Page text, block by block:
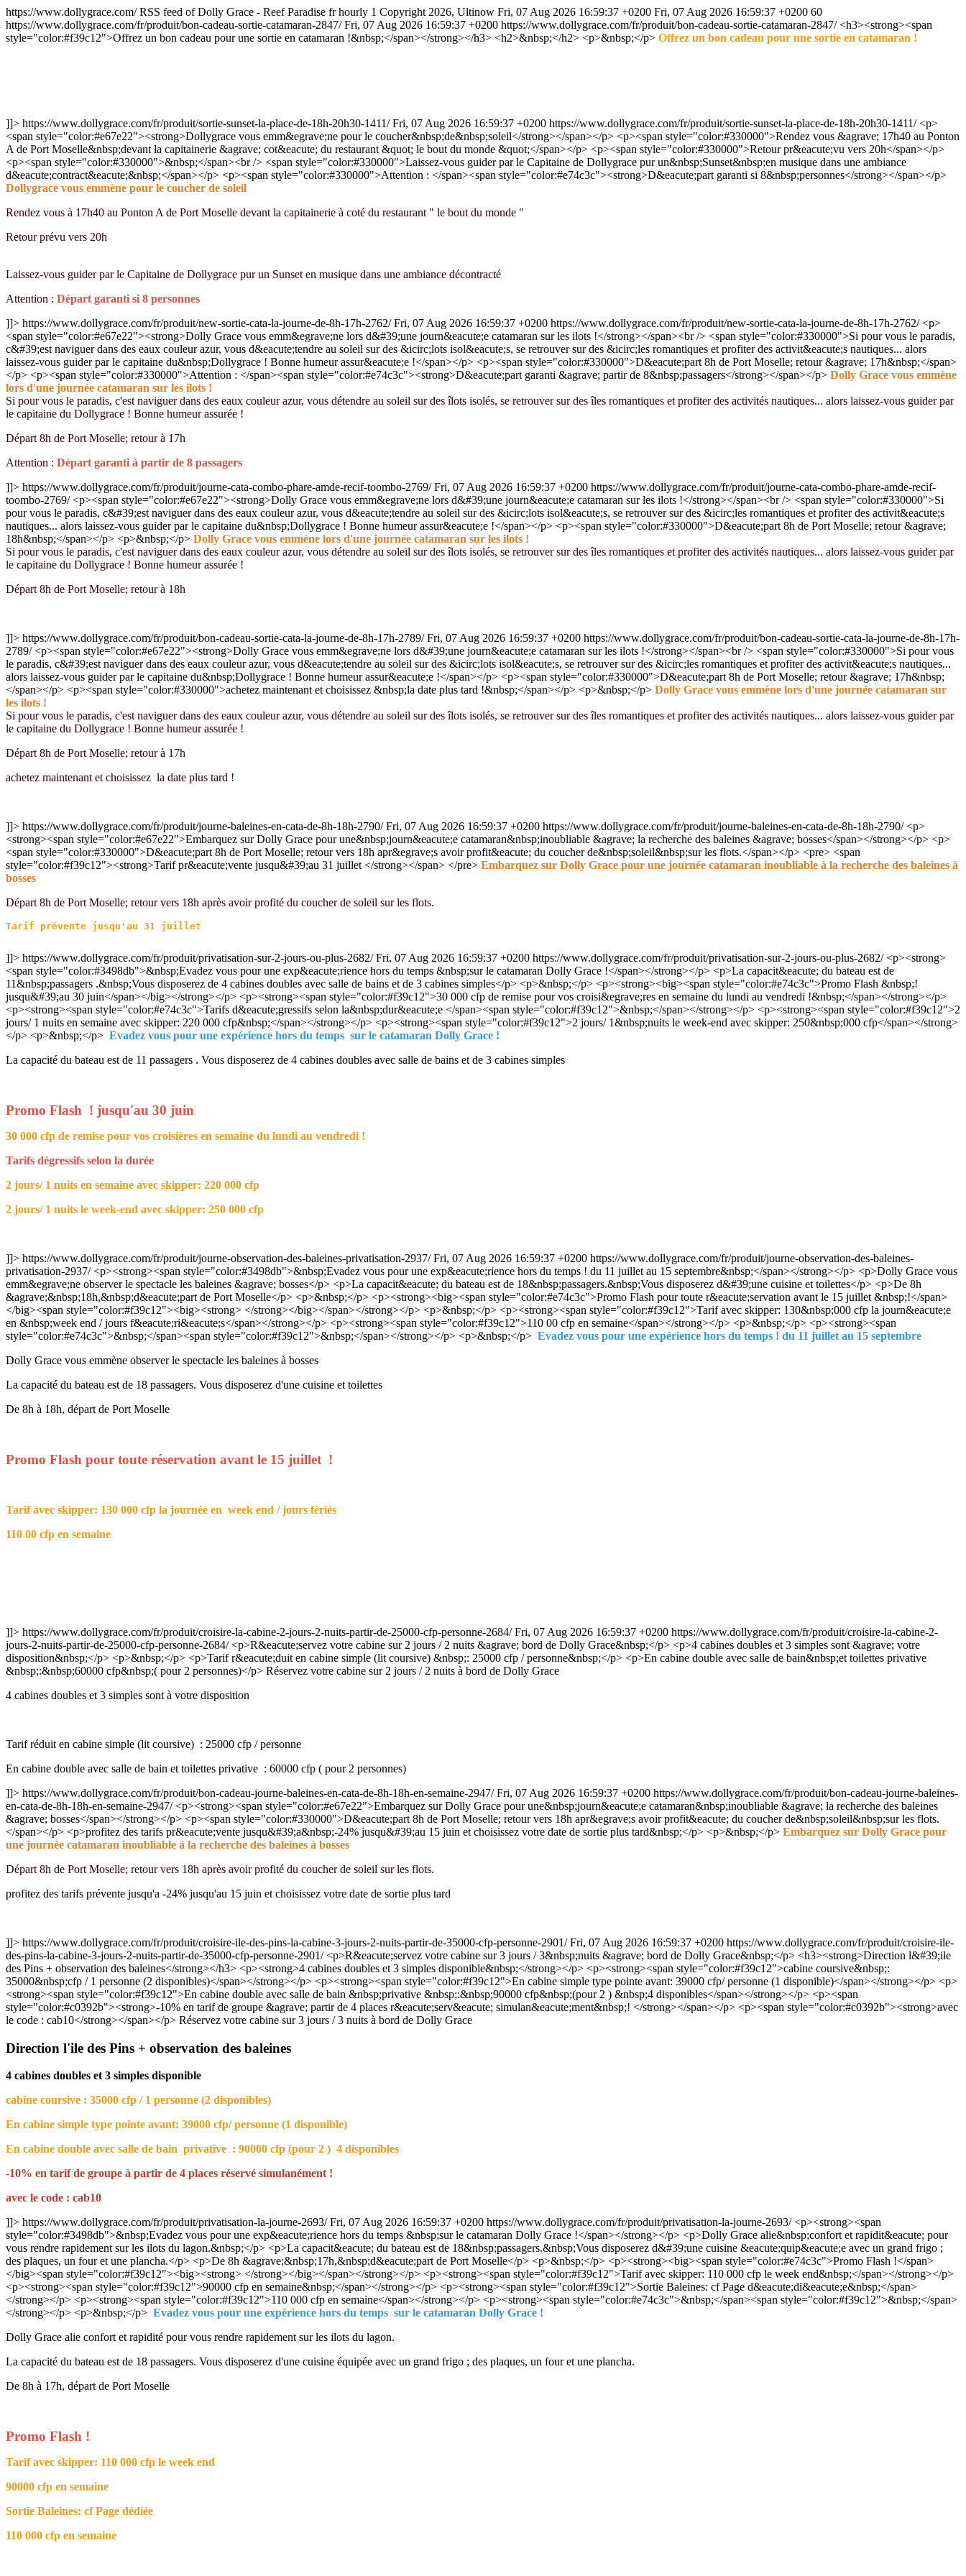
https://www.dollygrace.com/RSS feed of Dolly Grace - Reef Paradise fr hourly 1 Copyright 2026, Ultinow Fri, 07 Aug 2026 16:59:37 +0200 Fri, 07 Aug 2026 16:59:37 +0200 60
https://www.dollygrace.com/fr/produit/bon-cadeau-sortie-catamaran-2847/Fri, 07 Aug 2026 16:59:37 +0200 https://www.dollygrace.com/fr/produit/bon-cadeau-sortie-catamaran-2847/ <h3><strong><span
style="color:#f39c12">Offrez un bon cadeau pour une sortie en catamaran !&nbsp;</span></strong></h3> <h2>&nbsp;</h2> <p>&nbsp;</p> Offrez un bon cadeau pour une sortie en catamaran !
]]> https://www.dollygrace.com/fr/produit/sortie-sunset-la-place-de-18h-20h30-1411/Fri, 07 Aug 2026 16:59:37 +0200 https://www.dollygrace.com/fr/produit/sortie-sunset-la-place-de-18h-20h30-1411/ <p>
<span style="color:#e67e22"><strong>Dollygrace vous emm&egrave;ne pour le coucher&nbsp;de&nbsp;soleil</strong></span></p> <p><span style="color:#330000">Rendez vous &agrave; 17h40 au Ponton
A de Port Moselle&nbsp;devant la capitainerie &agrave; cot&eacute; du restaurant &quot; le bout du monde &quot;</span></p> <p><span style="color:#330000">Retour pr&eacute;vu vers 20h</span></p>
<p><span style="color:#330000">&nbsp;</span><br /> <span style="color:#330000">Laissez-vous guider par le Capitaine de Dollygrace pur un&nbsp;Sunset&nbsp;en musique dans une ambiance
d&eacute;contract&eacute;&nbsp;</span></p> <p><span style="color:#330000">Attention : </span><span style="color:#e74c3c"><strong>D&eacute;part garanti si 8&nbsp;personnes</strong></span></p>
Dollygrace vous emmène pour le coucher de soleil
Rendez vous à 17h40 au Ponton A de Port Moselle devant la capitainerie à coté du restaurant " le bout du monde "
Retour prévu vers 20h
Laissez-vous guider par le Capitaine de Dollygrace pur un Sunset en musique dans une ambiance décontracté
Attention : Départ garanti si 8 personnes
]]> https://www.dollygrace.com/fr/produit/new-sortie-cata-la-journe-de-8h-17h-2762/Fri, 07 Aug 2026 16:59:37 +0200 https://www.dollygrace.com/fr/produit/new-sortie-cata-la-journe-de-8h-17h-2762/ <p>
<span style="color:#e67e22"><strong>Dolly Grace vous emm&egrave;ne lors d&#39;une journ&eacute;e catamaran sur les ilots !</strong></span><br /> <span style="color:#330000">Si pour vous le paradis,
c&#39;est naviguer dans des eaux couleur azur, vous d&eacute;tendre au soleil sur des &icirc;lots isol&eacute;s, se retrouver sur des &icirc;les romantiques et profiter des activit&eacute;s nautiques... alors
laissez-vous guider par le capitaine du&nbsp;Dollygrace ! Bonne humeur assur&eacute;e !</span></p> <p><span style="color:#330000">D&eacute;part 8h de Port Moselle; retour &agrave; 17h&nbsp;</span>
</p> <p><span style="color:#330000">Attention : </span><span style="color:#e74c3c"><strong>D&eacute;part garanti &agrave; partir de 8&nbsp;passagers</strong></span></p> Dolly Grace vous emmène
lors d'une journée catamaran sur les ilots !
Si pour vous le paradis, c'est naviguer dans des eaux couleur azur, vous détendre au soleil sur des îlots isolés, se retrouver sur des îles romantiques et profiter des activités nautiques... alors laissez-vous guider par
le capitaine du Dollygrace ! Bonne humeur assurée !
Départ 8h de Port Moselle; retour à 17h
Attention : Départ garanti à partir de 8 passagers
]]> https://www.dollygrace.com/fr/produit/journe-cata-combo-phare-amde-recif-toombo-2769/Fri, 07 Aug 2026 16:59:37 +0200 https://www.dollygrace.com/fr/produit/journe-cata-combo-phare-amde-recif-
toombo-2769/ <p><span style="color:#e67e22"><strong>Dolly Grace vous emm&egrave;ne lors d&#39;une journ&eacute;e catamaran sur les ilots !</strong></span><br /> <span style="color:#330000">Si
pour vous le paradis, c&#39;est naviguer dans des eaux couleur azur, vous d&eacute;tendre au soleil sur des &icirc;lots isol&eacute;s, se retrouver sur des &icirc;les romantiques et profiter des activit&eacute;s
nautiques... alors laissez-vous guider par le capitaine du&nbsp;Dollygrace ! Bonne humeur assur&eacute;e !</span></p> <p><span style="color:#330000">D&eacute;part 8h de Port Moselle; retour &agrave;
18h&nbsp;</span></p> <p>&nbsp;</p> Dolly Grace vous emmène lors d'une journée catamaran sur les ilots !
Si pour vous le paradis, c'est naviguer dans des eaux couleur azur, vous détendre au soleil sur des îlots isolés, se retrouver sur des îles romantiques et profiter des activités nautiques... alors laissez-vous guider par
le capitaine du Dollygrace ! Bonne humeur assurée !
Départ 8h de Port Moselle; retour à 18h
]]> https://www.dollygrace.com/fr/produit/bon-cadeau-sortie-cata-la-journe-de-8h-17h-2789/Fri, 07 Aug 2026 16:59:37 +0200 https://www.dollygrace.com/fr/produit/bon-cadeau-sortie-cata-la-journe-de-8h-17h-
2789/ <p><span style="color:#e67e22"><strong>Dolly Grace vous emm&egrave;ne lors d&#39;une journ&eacute;e catamaran sur les ilots !</strong></span><br /> <span style="color:#330000">Si pour vous
le paradis, c&#39;est naviguer dans des eaux couleur azur, vous d&eacute;tendre au soleil sur des &icirc;lots isol&eacute;s, se retrouver sur des &icirc;les romantiques et profiter des activit&eacute;s nautiques...
alors laissez-vous guider par le capitaine du&nbsp;Dollygrace ! Bonne humeur assur&eacute;e !</span></p> <p><span style="color:#330000">D&eacute;part 8h de Port Moselle; retour &agrave; 17h&nbsp;
</span></p> <p><span style="color:#330000">achetez maintenant et choisissez &nbsp;la date plus tard !&nbsp;</span></p> <p>&nbsp;</p> Dolly Grace vous emmène lors d'une journée catamaran sur
les ilots !
Si pour vous le paradis, c'est naviguer dans des eaux couleur azur, vous détendre au soleil sur des îlots isolés, se retrouver sur des îles romantiques et profiter des activités nautiques... alors laissez-vous guider par
le capitaine du Dollygrace ! Bonne humeur assurée !
Départ 8h de Port Moselle; retour à 17h
achetez maintenant et choisissez la date plus tard !
]]> https://www.dollygrace.com/fr/produit/journe-baleines-en-cata-de-8h-18h-2790/Fri, 07 Aug 2026 16:59:37 +0200 https://www.dollygrace.com/fr/produit/journe-baleines-en-cata-de-8h-18h-2790/ <p>
<strong><span style="color:#e67e22">Embarquez sur Dolly Grace pour une&nbsp;journ&eacute;e catamaran&nbsp;inoubliable &agrave; la recherche des baleines &agrave; bosses</span></strong></p> <p>
<span style="color:#330000">D&eacute;part 8h de Port Moselle; retour vers 18h apr&egrave;s avoir profit&eacute; du coucher de&nbsp;soleil&nbsp;sur les flots.</span></p> <pre> <span
style="color:#f39c12"><strong>Tarif pr&eacute;vente jusqu&#39;au 31 juillet </strong></span> </pre> Embarquez sur Dolly Grace pour une journée catamaran inoubliable à la recherche des baleines à
bosses
Départ 8h de Port Moselle; retour vers 18h après avoir profité du coucher de soleil sur les flots.
]]> https://www.dollygrace.com/fr/produit/privatisation-sur-2-jours-ou-plus-2682/Fri, 07 Aug 2026 16:59:37 +0200 https://www.dollygrace.com/fr/produit/privatisation-sur-2-jours-ou-plus-2682/ <p><strong>
<span style="color:#3498db">&nbsp;Evadez vous pour une exp&eacute;rience hors du temps &nbsp;sur le catamaran Dolly Grace !</span></strong></p> <p>La capacit&eacute; du bateau est de
11&nbsp;passagers .&nbsp;Vous disposerez de 4 cabines doubles avec salle de bains et de 3 cabines simples</p> <p>&nbsp;</p> <p><strong><big><span style="color:#e74c3c">Promo Flash &nbsp;!
jusqu&#39;au 30 juin</span></big></strong></p> <p><strong><span style="color:#f39c12">30 000 cfp de remise pour vos croisi&egrave;res en semaine du lundi au vendredi !&nbsp;</span></strong></p>
<p><strong><span style="color:#e74c3c">Tarifs d&eacute;gressifs selon la&nbsp;dur&eacute;e </span><span style="color:#f39c12">&nbsp;</span></strong></p> <p><strong><span style="color:#f39c12">2
jours/ 1 nuits en semaine avec skipper: 220 000 cfp&nbsp;</span></strong></p> <p><strong><span style="color:#f39c12">2 jours/ 1&nbsp;nuits le week-end avec skipper: 250&nbsp;000 cfp</span></strong>
</p> <p>&nbsp;</p> Evadez vous pour une expérience hors du temps sur le catamaran Dolly Grace !
La capacité du bateau est de 11 passagers . Vous disposerez de 4 cabines doubles avec salle de bains et de 3 cabines simples
Promo Flash ! jusqu'au 30 juin
30 000 cfp de remise pour vos croisières en semaine du lundi au vendredi !
Tarifs dégressifs selon la durée
2 jours/ 1 nuits en semaine avec skipper: 220 000 cfp
2 jours/ 1 nuits le week-end avec skipper: 250 000 cfp
]]> https://www.dollygrace.com/fr/produit/journe-observation-des-baleines-privatisation-2937/Fri, 07 Aug 2026 16:59:37 +0200 https://www.dollygrace.com/fr/produit/journe-observation-des-baleines-
privatisation-2937/ <p><strong><span style="color:#3498db">&nbsp;Evadez vous pour une exp&eacute;rience hors du temps ! du 11 juillet au 15 septembre&nbsp;</span></strong></p> <p>Dolly Grace vous
emm&egrave;ne observer le spectacle les baleines &agrave; bosses</p> <p>La capacit&eacute; du bateau est de 18&nbsp;passagers.&nbsp;Vous disposerez d&#39;une cuisine et toilettes</p> <p>De 8h
&agrave;&nbsp;18h,&nbsp;d&eacute;part de Port Moselle</p> <p>&nbsp;</p> <p><strong><big><span style="color:#e74c3c">Promo Flash pour toute r&eacute;servation avant le 15 juillet &nbsp;!</span>
</big><span style="color:#f39c12"><big><strong> </strong></big></span></strong></p> <p>&nbsp;</p> <p><strong><span style="color:#f39c12">Tarif avec skipper: 130&nbsp;000 cfp la journ&eacute;e
en &nbsp;week end / jours f&eacute;ri&eacute;s</span></strong></p> <p><strong><span style="color:#f39c12">110 00 cfp en semaine</span></strong></p> <p>&nbsp;</p> <p><strong><span
style="color:#e74c3c">&nbsp;</span><span style="color:#f39c12">&nbsp;</span></strong></p> <p>&nbsp;</p> Evadez vous pour une expérience hors du temps ! du 11 juillet au 15 septembre
Dolly Grace vous emmène observer le spectacle les baleines à bosses
La capacité du bateau est de 18 passagers. Vous disposerez d'une cuisine et toilettes
De 8h à 18h, départ de Port Moselle
Promo Flash pour toute réservation avant le 15 juillet !
Tarif avec skipper: 130 000 cfp la journée en week end / jours fériés
110 00 cfp en semaine
]]> https://www.dollygrace.com/fr/produit/croisire-la-cabine-2-jours-2-nuits-partir-de-25000-cfp-personne-2684/Fri, 07 Aug 2026 16:59:37 +0200 https://www.dollygrace.com/fr/produit/croisire-la-cabine-2-
jours-2-nuits-partir-de-25000-cfp-personne-2684/ <p>R&eacute;servez votre cabine sur 2 jours / 2 nuits &agrave; bord de Dolly Grace&nbsp;</p> <p>4 cabines doubles et 3 simples sont &agrave; votre
disposition&nbsp;</p> <p>&nbsp;</p> <p>Tarif r&eacute;duit en cabine simple (lit coursive) &nbsp;: 25000 cfp / personne&nbsp;</p> <p>En cabine double avec salle de bain&nbsp;et toilettes privative
&nbsp;:&nbsp;60000 cfp&nbsp;( pour 2 personnes)</p> Réservez votre cabine sur 2 jours / 2 nuits à bord de Dolly Grace
4 cabines doubles et 3 simples sont à votre disposition
Tarif réduit en cabine simple (lit coursive) : 25000 cfp / personne
En cabine double avec salle de bain et toilettes privative : 60000 cfp ( pour 2 personnes)
]]> https://www.dollygrace.com/fr/produit/bon-cadeau-journe-baleines-en-cata-de-8h-18h-en-semaine-2947/Fri, 07 Aug 2026 16:59:37 +0200 https://www.dollygrace.com/fr/produit/bon-cadeau-journe-baleines-
en-cata-de-8h-18h-en-semaine-2947/ <p><strong><span style="color:#e67e22">Embarquez sur Dolly Grace pour une&nbsp;journ&eacute;e catamaran&nbsp;inoubliable &agrave; la recherche des baleines
&agrave; bosses</span></strong></p> <p><span style="color:#330000">D&eacute;part 8h de Port Moselle; retour vers 18h apr&egrave;s avoir profit&eacute; du coucher de&nbsp;soleil&nbsp;sur les flots.
</span></p> <p>profitez des tarifs pr&eacute;vente jusqu&#39;a&nbsp;-24% jusqu&#39;au 15 juin et choisissez votre date de sortie plus tard&nbsp;</p> <p>&nbsp;</p> Embarquez sur Dolly Grace pour
une journée catamaran inoubliable à la recherche des baleines à bosses
Départ 8h de Port Moselle; retour vers 18h après avoir profité du coucher de soleil sur les flots.
profitez des tarifs prévente jusqu'a -24% jusqu'au 15 juin et choisissez votre date de sortie plus tard
]]> https://www.dollygrace.com/fr/produit/croisire-ile-des-pins-la-cabine-3-jours-2-nuits-partir-de-35000-cfp-personne-2901/Fri, 07 Aug 2026 16:59:37 +0200 https://www.dollygrace.com/fr/produit/croisire-ile-
des-pins-la-cabine-3-jours-2-nuits-partir-de-35000-cfp-personne-2901/ <p>R&eacute;servez votre cabine sur 3 jours / 3&nbsp;nuits &agrave; bord de Dolly Grace&nbsp;</p> <h3><strong>Direction l&#39;ile
des Pins + observation des baleines</strong></h3> <p><strong>4 cabines doubles et 3 simples disponible&nbsp;</strong></p> <p><strong><span style="color:#f39c12">cabine coursive&nbsp;:
35000&nbsp;cfp / 1 personne (2 disponibles)</span></strong></p> <p><strong><span style="color:#f39c12">En cabine simple type pointe avant: 39000 cfp/ personne (1 disponible)</span></strong></p> <p>
<strong><span style="color:#f39c12">En cabine double avec salle de bain &nbsp;privative &nbsp;:&nbsp;90000 cfp&nbsp;(pour 2 ) &nbsp;4 disponibles</span></strong></p> <p><span
style="color:#c0392b"><strong>-10% en tarif de groupe &agrave; partir de 4 places r&eacute;serv&eacute; simulan&eacute;ment&nbsp;! </strong></span></p> <p><span style="color:#c0392b"><strong>avec
le code : cab10</strong></span></p> Réservez votre cabine sur 3 jours / 3 nuits à bord de Dolly Grace
Direction l'ile des Pins + observation des baleines
4 cabines doubles et 3 simples disponible
cabine coursive : 35000 cfp / 1 personne (2 disponibles)
En cabine simple type pointe avant: 39000 cfp/ personne (1 disponible)
En cabine double avec salle de bain privative : 90000 cfp (pour 2 ) 4 disponibles
-10% en tarif de groupe à partir de 4 places réservé simulanément !
avec le code : cab10
]]> https://www.dollygrace.com/fr/produit/privatisation-la-journe-2693/Fri, 07 Aug 2026 16:59:37 +0200 https://www.dollygrace.com/fr/produit/privatisation-la-journe-2693/ <p><strong><span
style="color:#3498db">&nbsp;Evadez vous pour une exp&eacute;rience hors du temps &nbsp;sur le catamaran Dolly Grace !</span></strong></p> <p>Dolly Grace alie&nbsp;confort et rapidit&eacute; pour
vous rendre rapidement sur les ilots du lagon.&nbsp;</p> <p>La capacit&eacute; du bateau est de 18&nbsp;passagers.&nbsp;Vous disposerez d&#39;une cuisine &eacute;quip&eacute;e avec un grand frigo ;
des plaques, un four et une plancha.</p> <p>De 8h &agrave;&nbsp;17h,&nbsp;d&eacute;part de Port Moselle</p> <p>&nbsp;</p> <p><strong><big><span style="color:#e74c3c">Promo Flash !</span>
</big><span style="color:#f39c12"><big><strong> </strong></big></span></strong></p> <p><strong><span style="color:#f39c12">Tarif avec skipper: 110 000 cfp le week end&nbsp;</span></strong></p>
<p><strong><span style="color:#f39c12">90000 cfp en semaine&nbsp;</span></strong></p> <p><strong><span style="color:#f39c12">Sortie Baleines: cf Page d&eacute;di&eacute;e&nbsp;</span>
</strong></p> <p><strong><span style="color:#f39c12">110 000 cfp en semaine</span></strong></p> <p><strong><span style="color:#e74c3c">&nbsp;</span><span style="color:#f39c12">&nbsp;</span>
</strong></p> <p>&nbsp;</p> Evadez vous pour une expérience hors du temps sur le catamaran Dolly Grace !
Dolly Grace alie confort et rapidité pour vous rendre rapidement sur les ilots du lagon.
La capacité du bateau est de 18 passagers. Vous disposerez d'une cuisine équipée avec un grand frigo ; des plaques, un four et une plancha.
De 8h à 17h, départ de Port Moselle
Promo Flash !
Tarif avec skipper: 110 000 cfp le week end
90000 cfp en semaine
Sortie Baleines: cf Page dédiée
110 000 cfp en semaine